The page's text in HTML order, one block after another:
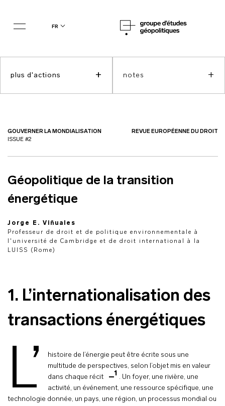
fr
GOUVERNER LA MONDIALISATION
ISSUE #2
REVUE EUROPÉENNE DU DROIT
Géopolitique de la transition
énergétique
Jorge E. Viñuales
Professeur de droit et de politique environnementale à
l'université de Cambridge et de droit international à la
LUISS (Rome)
1. L’internationalisation des
transactions énergétiques
L’
histoire de l’énergie peut être écrite sous une
multitude de perspectives, selon l’objet mis en valeur
dans chaque récit
1 . Un foyer, une rivière, une
activité, un événement, une ressource spécifique, une
technologie donnée, un pays, une région, un processus mondial ou
plus d'actions + notes +